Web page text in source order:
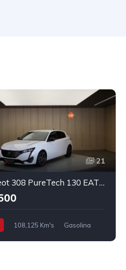
21
Peugeot 308 PureTech 130 EAT8 Allure Pack
108,125 Km's Gasolina